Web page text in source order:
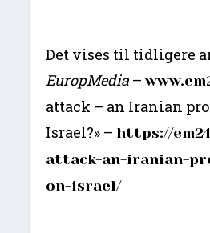
Det vises til tidligere
EuropMedia –
attack – an Iranian
Israel?» – https://
attack-an-iranian-
on-israel/